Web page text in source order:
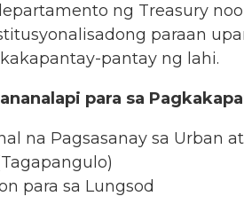
ng Treasury
paraan
pantay ng lahi.
para sa
na Pagsasanay sa Urban
para sa Lungsod